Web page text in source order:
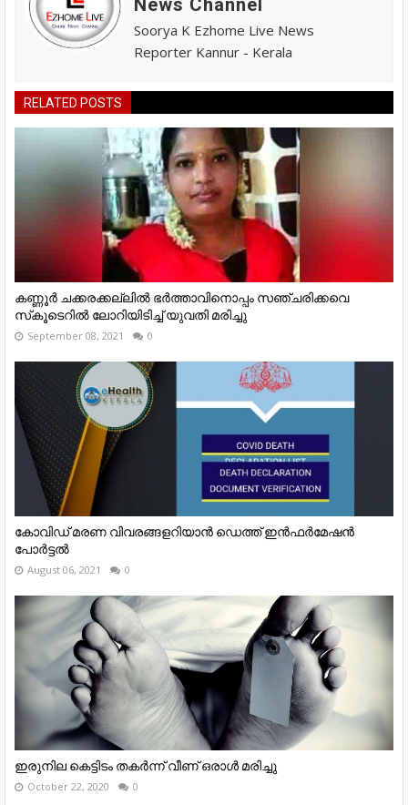
News Channel
Soorya K Ezhome Live News
Reporter Kannur - Kerala
RELATED POSTS
കണ്ണൂര്‍ ചക്കരക്കല്ലില്‍ ഭര്‍ത്താവിനൊപ്പം സഞ്ചരിക്കവെ
സ്‌കൂടെറില്‍ ലോറിയിടിച്ച് യുവതി മരിച്ചു
September 08, 2021 0
കോവിഡ് മരണ വിവരങ്ങളറിയാന്‍ ഡെത്ത് ഇന്‍ഫര്‍മേഷന്‍
പോര്‍ട്ടല്‍
August 06, 2021 0
ഇരുനില കെട്ടിടം തകർന്ന് വീണ് ഒരാൾ മരിച്ചു
October 22, 2020 0